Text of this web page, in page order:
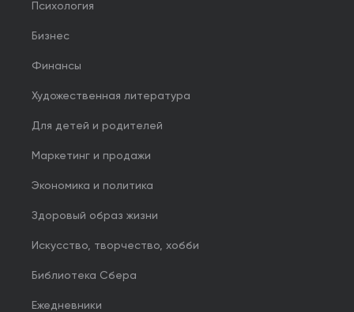
Психология
Бизнес
Финансы
Художественная литература
Для детей и родителей
Маркетинг и продажи
Экономика и политика
Здоровый образ жизни
Искусство, творчество, хобби
Библиотека Сбера
Ежедневники